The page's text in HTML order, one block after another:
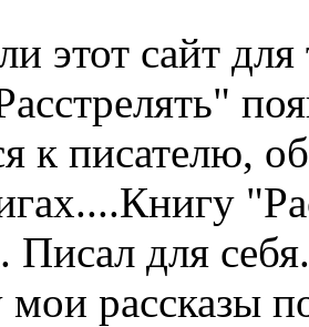
этот сайт
к писателю,
Писал для
мои рассказы